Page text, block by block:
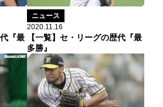
『最
ニュース
2020.11.16
【一覧】セ・リーグの歴代『最
多勝』